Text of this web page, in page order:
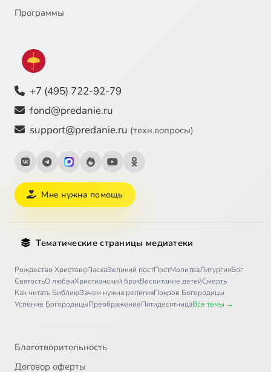
Программы
+7 (495) 722-92-79
fond@predanie.ru
support@predanie.ru (техн.вопросы)
Мне нужна помощь
Тематические страницы медиатеки
Рождество ХристовоПасхаВеликий постПостМолитваЛитургияБог
СвятостьО любвиХристианский бракВоспитание детейСмерть
Как читать БиблиюЗачем нужна религияПокров Богородицы
Успение БогородицыПреображениеПятидесятницаВсе темы →
Благотворительность
Договор оферты